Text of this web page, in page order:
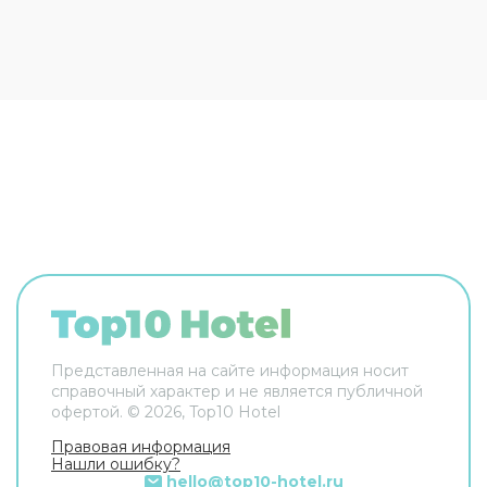
Представленная на сайте информация носит
справочный характер и не является публичной
офертой. © 2026, Top10 Hotel
Правовая информация
Нашли ошибку?
hello@top10-hotel.ru